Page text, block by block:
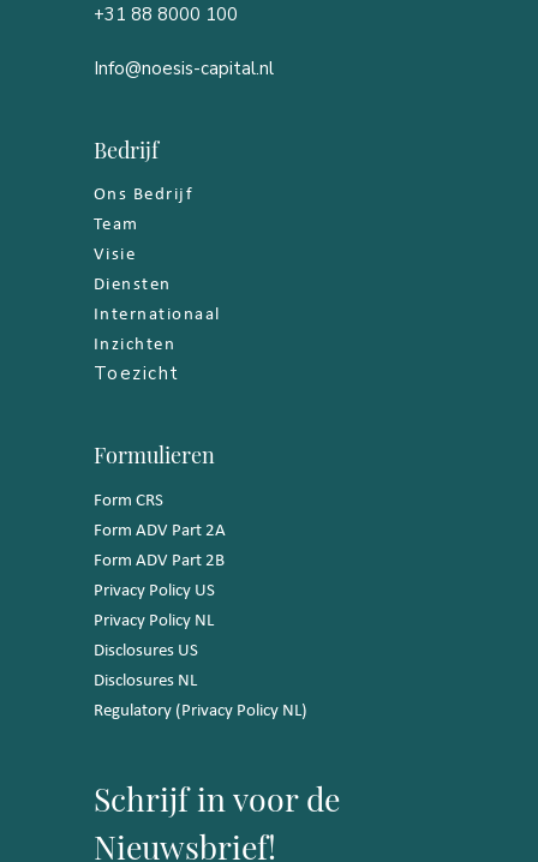
+31 88 8000 100
Info@noesis-capital.nl
Bedrijf
Ons Bedrijf
Team
Visie
Diensten
Internationaal
Inzichten
Toezicht
Formulieren
Form CRS
Form ADV Part 2A
Form ADV Part 2B
Privacy Policy US
Privacy Policy NL
Disclosures US
Disclosures NL
Regulatory (Privacy Policy NL)
Schrijf in voor de
Nieuwsbrief!